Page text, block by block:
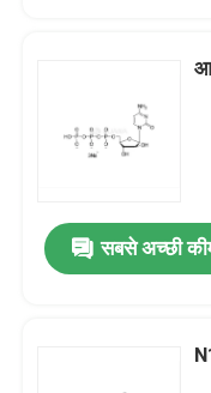
सबसे अच्छी